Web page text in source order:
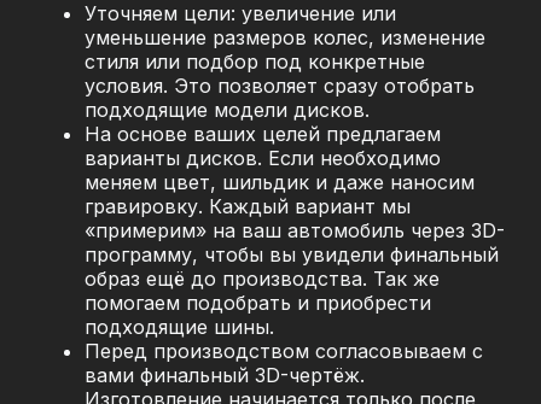
Уточняем цели: увеличение или
уменьшение размеров колес, изменение
стиля или подбор под конкретные
условия. Это позволяет сразу отобрать
подходящие модели дисков.
На основе ваших целей предлагаем
варианты дисков. Если необходимо
меняем цвет, шильдик и даже наносим
гравировку. Каждый вариант мы
«примерим» на ваш автомобиль через 3D-
программу, чтобы вы увидели финальный
образ ещё до производства. Так же
помогаем подобрать и приобрести
подходящие шины.
Перед производством согласовываем с
вами финальный 3D-чертёж.